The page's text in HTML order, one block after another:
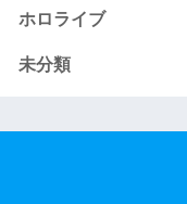
ホロライブ
未分類